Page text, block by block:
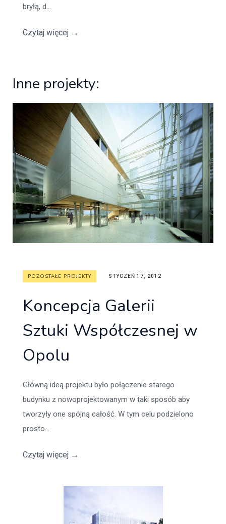
bryłą, d...
Czytaj więcej →
Inne projekty:
POZOSTAŁE PROJEKTY STYCZEŃ 17, 2012
Koncepcja Galerii
Sztuki Współczesnej w
Opolu
Główną ideą projektu było połączenie starego
budynku z nowoprojektowanym w taki sposób aby
tworzyły one spójną całość. W tym celu podzielono
prosto...
Czytaj więcej →